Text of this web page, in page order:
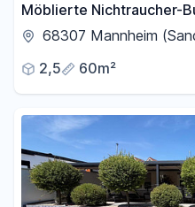
Möblierte Nichtraucher-
68307 Mannheim
2,5
60m²